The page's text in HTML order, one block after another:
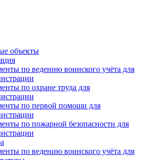
объекты
по ведению воинского учёта для
по охране труда для
по первой помощи для
по пожарной безопасности для
по ведению воинского учёта для